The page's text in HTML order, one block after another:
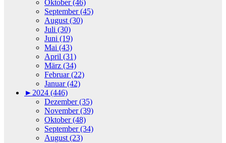
Oktober (46)
September (45)
August (30)
Juli (30)
Juni (19)
Mai (43)
April (31)
März (34)
Februar (22)
Januar (42)
► 2024 (446)
Dezember (35)
November (39)
Oktober (48)
September (34)
August (23)